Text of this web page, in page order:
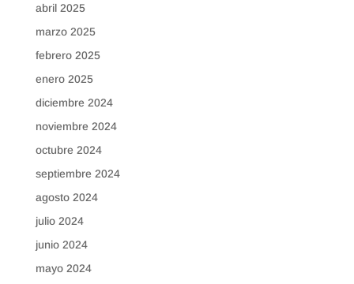
abril 2025
marzo 2025
febrero 2025
enero 2025
diciembre 2024
noviembre 2024
octubre 2024
septiembre 2024
agosto 2024
julio 2024
junio 2024
mayo 2024